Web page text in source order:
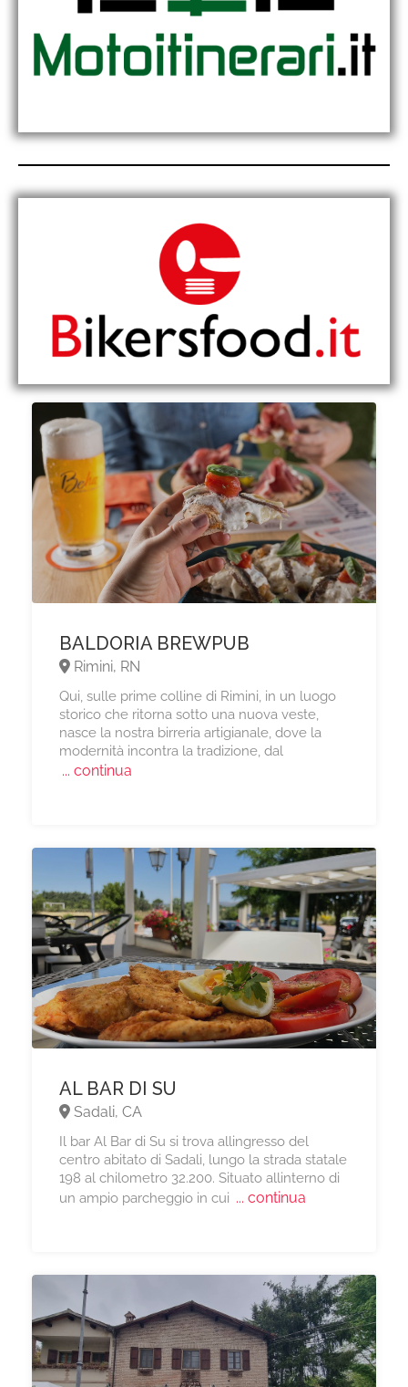
BALDORIA BREWPUB
Rimini, RN
Qui, sulle prime colline di Rimini, in un luogo
storico che ritorna sotto una nuova veste,
nasce la nostra birreria artigianale, dove la
modernità incontra la tradizione, dal
... continua
AL BAR DI SU
Sadali, CA
Il bar Al Bar di Su si trova allingresso del
centro abitato di Sadali, lungo la strada statale
198 al chilometro 32.200. Situato allinterno di
un ampio parcheggio in cui ... continua